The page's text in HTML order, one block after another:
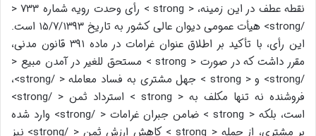
نقطه عطف در این زمینه، < strong > رأی وحدت رویه شماره ۷۳۳ <
/strong> هیأت عمومی دیوان عالی کشور به تاریخ ۱۵/۷/۱۳۹۳ است.
این رأی، با تأکید بر اطلاق عنوان غرامات در ماده ۳۹۱ قانون مدنی،
مقرر داشت که در صورت < strong > مستحق للغیر در آمدن مبیع <
/strong> و < strong > جهل مشتری به فساد معامله < /strong>،
فروشنده نه تنها مکلف به < strong > استرداد ثمن < /strong>
است، بلکه < strong > ضامن جبران غرامات < /strong> وارد شده